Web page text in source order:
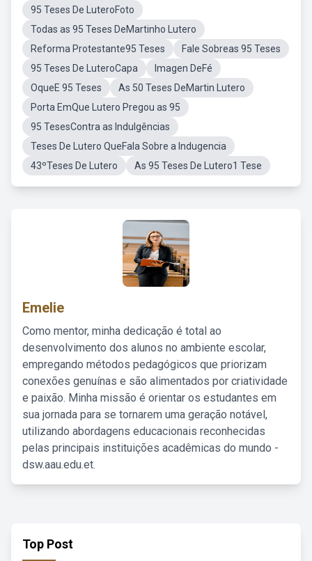
95 Teses De LuteroFoto
Todas as 95 Teses DeMartinho Lutero
Reforma Protestante95 Teses
Fale Sobreas 95 Teses
95 Teses De LuteroCapa
Imagen DeFé
OqueE 95 Teses
As 50 Teses DeMartin Lutero
Porta EmQue Lutero Pregou as 95
95 TesesContra as Indulgências
Teses De Lutero QueFala Sobre a Indugencia
43ºTeses De Lutero
As 95 Teses De Lutero1 Tese
Emelie
Como mentor, minha dedicação é total ao
desenvolvimento dos alunos no ambiente escolar,
empregando métodos pedagógicos que priorizam
conexões genuínas e são alimentados por criatividade
e paixão. Minha missão é orientar os estudantes em
sua jornada para se tornarem uma geração notável,
utilizando abordagens educacionais reconhecidas
pelas principais instituições acadêmicas do mundo -
dsw.aau.edu.et.
Top Post